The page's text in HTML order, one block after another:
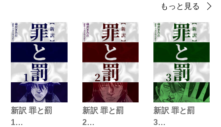
もっと見る
新訳 罪と罰
1…
新訳 罪と罰
2…
新訳 罪と罰
3…